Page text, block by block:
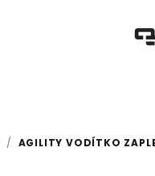
/ AGILITY VODÍTKO